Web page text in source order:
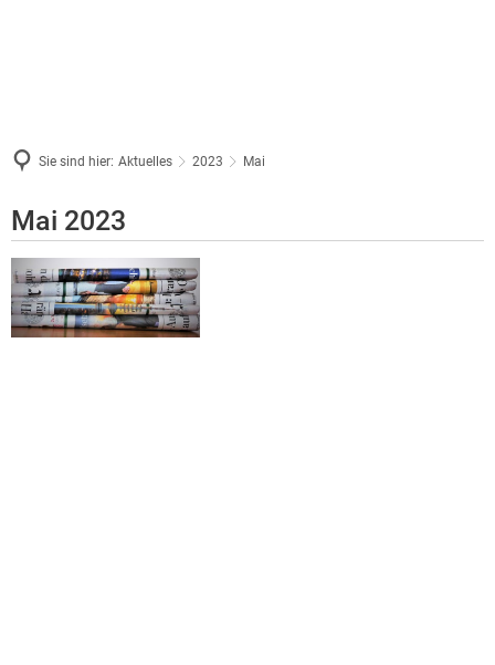
Sie sind hier: Aktuelles 2023 Mai
Mai
Mai 2023